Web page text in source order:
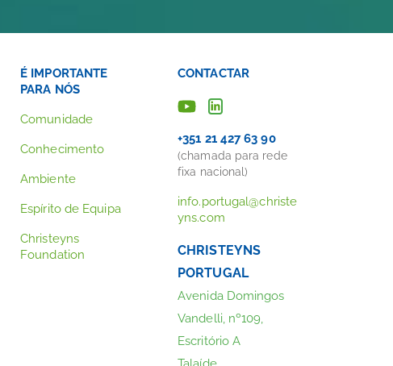
É IMPORTANTE
PARA NÓS
Comunidade
Conhecimento
Ambiente
Espírito de Equipa
Christeyns
Foundation
CONTACTAR
+351 21 427 63 90
(chamada para rede
fixa nacional)
info.portugal@christe
yns.com
CHRISTEYNS
PORTUGAL
Avenida Domingos
Vandelli, nº109,
Escritório A